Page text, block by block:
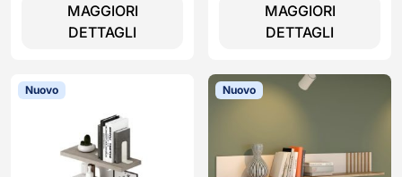
MAGGIORI
DETTAGLI
MAGGIORI
DETTAGLI
Nuovo Nuovo